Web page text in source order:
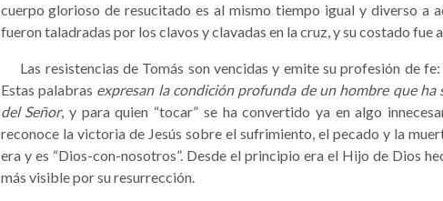
cuerpo glorioso de resucitado es al mismo tiempo igual y diverso a
fueron taladradas por los clavos y clavadas en la cruz, y su costado fue
Las resistencias de Tomás son vencidas y emite su profesión de fe:
Estas palabras expresan la condición profunda de un hombre que
del Señor, y para quien “tocar” se ha convertido ya en algo
reconoce la victoria de Jesús sobre el sufrimiento, el pecado y la
era y es “Dios-con-nosotros”. Desde el principio era el Hijo de Dios
más visible por su resurrección.